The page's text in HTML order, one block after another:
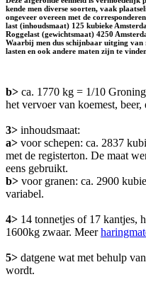
kende men diverse soorten, vaak
ongeveer overeen met de
last (inhoudsmaat) 125 kubieke
Roggelast (gewichtsmaat) 4250
Waarbij men dus schijnbaar uitging van
lasten en ook andere maten zijn te
b> ca. 1770 kg = 1/10
het vervoer van koemest, beer,
3> inhoudsmaat:
a> voor schepen: ca. 2837
met de registerton. De maat
eens gebruikt.
b> voor granen: ca. 2900
variabel.
4> 14 tonnetjes of 17 kantjes,
1600kg zwaar. Meer
5> datgene wat met behulp
wordt.